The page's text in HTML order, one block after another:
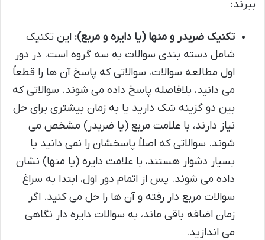
ببرند:
تکنیک ضربدر و منها (یا دایره و مربع): این تکنیک
شامل دسته بندی سوالات به سه گروه است. در دور
اول مطالعه سوالات، سوالاتی که پاسخ آن ها را قطعاً
می دانید، بلافاصله پاسخ داده می شوند. سوالاتی که
بین دو گزینه شک دارید یا به زمان بیشتری برای حل
نیاز دارند، با علامت مربع (یا ضربدر) مشخص می
شوند. سوالاتی که اصلاً پاسخشان را نمی دانید یا
بسیار دشوار هستند، با علامت دایره (یا منها) نشان
داده می شوند. پس از اتمام دور اول، ابتدا به سراغ
سوالات مربع دار رفته و آن ها را حل می کنید. اگر
زمان اضافه باقی ماند، به سوالات دایره دار نگاهی
می اندازید.